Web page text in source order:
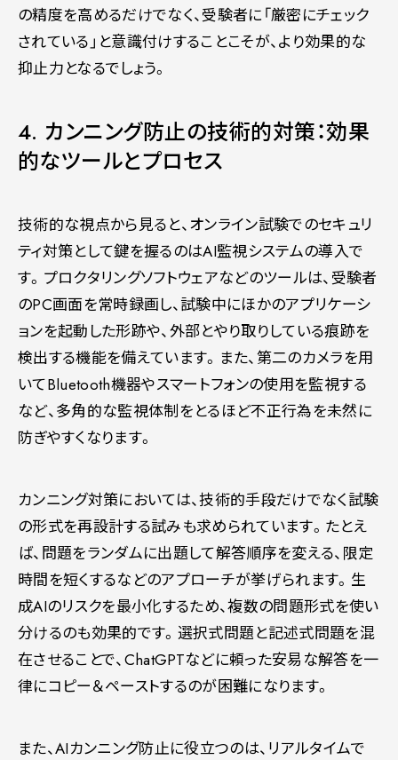
の精度を高めるだけでなく、受験者に「厳密にチェック
されている」と意識付けすることこそが、より効果的な
抑止力となるでしょう。
4. カンニング防止の技術的対策：効果
的なツールとプロセス
技術的な視点から見ると、オンライン試験でのセキュリ
ティ対策として鍵を握るのはAI監視システムの導入で
す。プロクタリングソフトウェアなどのツールは、受験者
のPC画面を常時録画し、試験中にほかのアプリケーシ
ョンを起動した形跡や、外部とやり取りしている痕跡を
検出する機能を備えています。また、第二のカメラを用
いてBluetooth機器やスマートフォンの使用を監視する
など、多角的な監視体制をとるほど不正行為を未然に
防ぎやすくなります。
カンニング対策においては、技術的手段だけでなく試験
の形式を再設計する試みも求められています。たとえ
ば、問題をランダムに出題して解答順序を変える、限定
時間を短くするなどのアプローチが挙げられます。生
成AIのリスクを最小化するため、複数の問題形式を使い
分けるのも効果的です。選択式問題と記述式問題を混
在させることで、ChatGPTなどに頼った安易な解答を一
律にコピー＆ペーストするのが困難になります。
また、AIカンニング防止に役立つのは、リアルタイムで